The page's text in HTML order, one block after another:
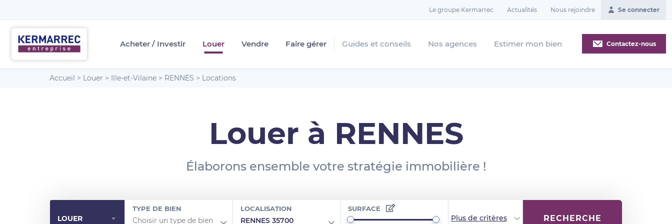
Le groupe Kermarrec Actualités Nous rejoindre Se connecter
Acheter / Investir Louer Vendre Faire gérer Guides et conseils Nos agences Estimer mon bien Contactez-nous
Accueil > Louer > Ille-et-Vilaine > RENNES > Locations
Louer à RENNES
Élaborons ensemble votre stratégie immobilière !
LOUER
TYPE DE BIEN LOCALISATION
RENNES 35700
SURFACE
Plus de critères RECHERCHE